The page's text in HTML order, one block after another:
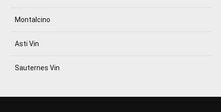
Montalcino
Asti Vin
Sauternes Vin